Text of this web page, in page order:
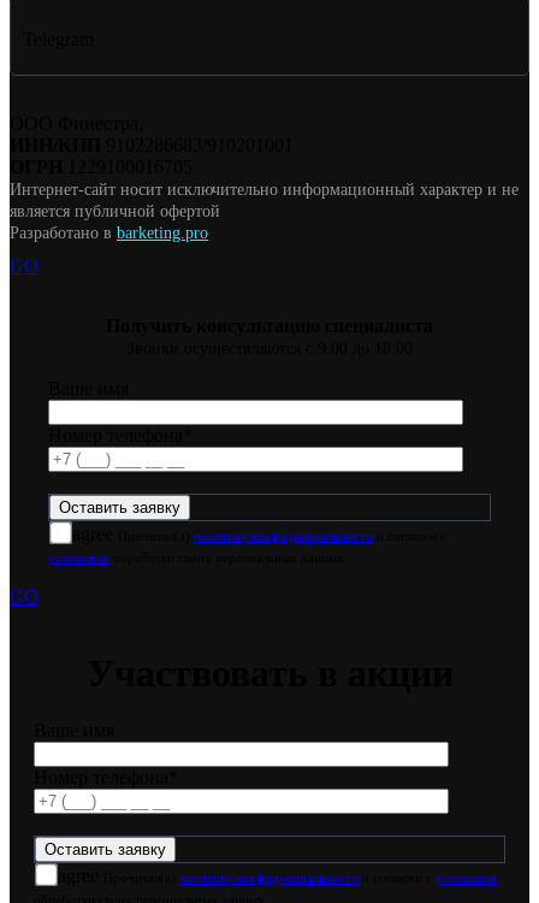
Интернет-сайт носит исключительно информационный характер и не
является публичной офертой
Разработано в barketing.pro
GO
политику конфиденциальности
условиями
GO
политику конфиденциальности
условиями